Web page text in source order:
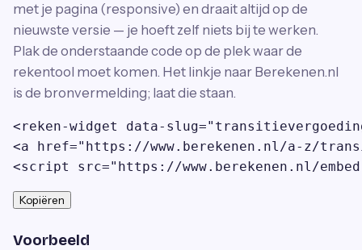
met je pagina (responsive) en draait altijd op de
nieuwste versie — je hoeft zelf niets bij te werken.
Plak de onderstaande code op de plek waar de
rekentool moet komen. Het linkje naar Berekenen.nl
is de bronvermelding; laat die staan.
<reken-widget data-
<a href="https://www.berekenen.nl/a-z/
<script src="https://www.berekenen.nl/
Kopiëren
Voorbeeld